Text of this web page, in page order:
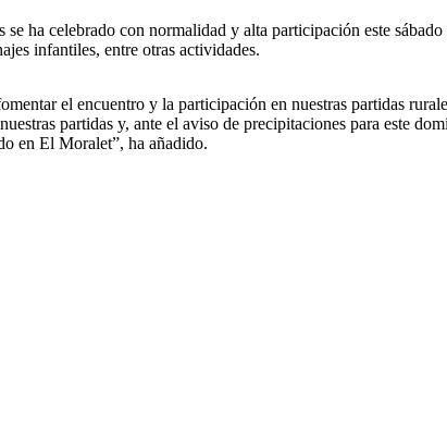
ha celebrado con normalidad y alta participación este
infantiles, entre otras actividades.
el encuentro y la participación en nuestras partidas
partidas y, ante el aviso de precipitaciones para este
en El Moralet”, ha añadido.